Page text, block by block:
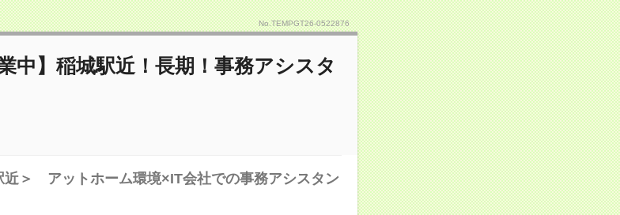
No.TEMPGT26-0522876
中】稲城駅近！長期！事務アシスタ
近＞ アットホーム環境×IT会社での事務アシスタン